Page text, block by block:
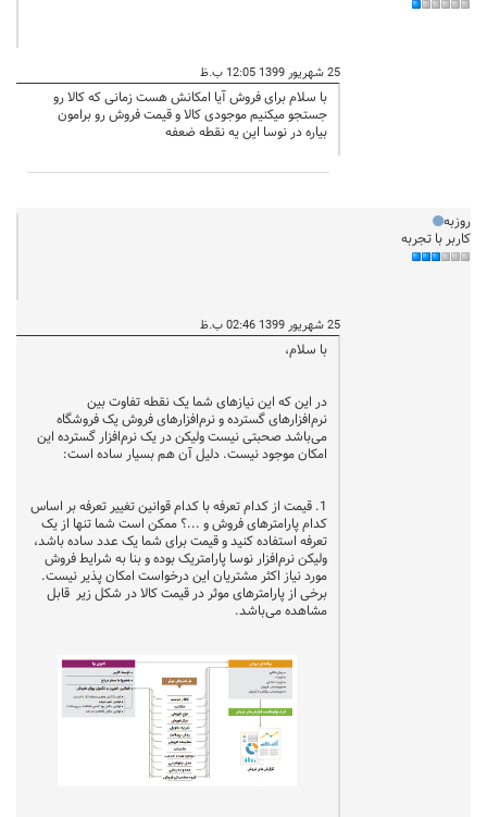
25 شهریور 1399 12:05 ب.ظ
با سلام برای فروش آیا امکانش هست زمانی که کالا رو
جستجو میکنیم موجودی کالا و قیمت فروش رو برامون
بیاره در نوسا این یه نقطه ضعفه
روزبه
کاربر با تجربه
25 شهریور 1399 02:46 ب.ظ
با سلام،
در این که این نیاز‌های شما یک نقطه تفاوت بین
نرم‌افزارهای گسترده و نرم‌افزارهای فروش یک فروشگاه
می‌باشد صحبتی نیست ولیکن در یک نرم‌افزار گسترده این
امکان موجود نیست. دلیل آن هم بسیار ساده است:
1. قیمت از کدام تعرفه با کدام قوانین تغییر تعرفه بر اساس
کدام پارامترهای فروش و ...؟ ممکن است شما تنها از یک
تعرفه استفاده کنید و قیمت برای شما یک عدد ساده باشد،
ولیکن نرم‌افزار نوسا پارامتریک بوده و بنا به شرایط فروش
مورد نیاز اکثر مشتریان این درخواست امکان پذیر نیست.
برخی از پارامتر‌های موثر در قیمت کالا در شکل زیر قابل
مشاهده می‌باشد.